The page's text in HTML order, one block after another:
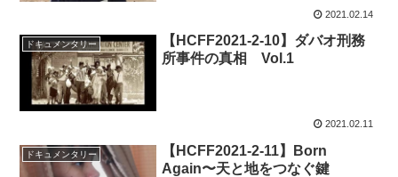
2021.02.14
ドキュメンタリー
【HCFF2021-2-10】ダバオ刑務
所事件の真相 Vol.1
2021.02.11
ドキュメンタリー
【HCFF2021-2-11】Born
Again〜天と地をつなぐ鍵